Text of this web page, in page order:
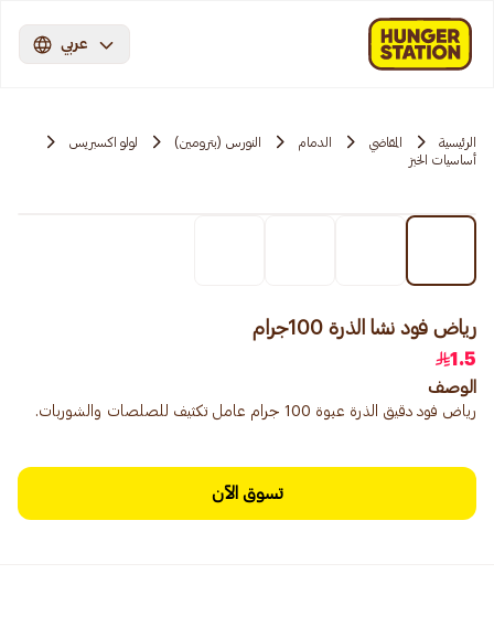
عربي
الرئيسية المقاضي الدمام النورس (بترومين)
لولو اكسبريس
أساسيات الخبز
رياض فود نشا الذرة 100جرام
1.5
الوصف
رياض فود دقيق الذرة عبوة 100 جرام عامل تكثيف للصلصات والشوربات.
تسوق الآن